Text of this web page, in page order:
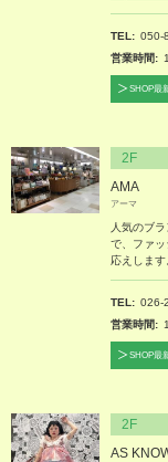
TEL
050-
営業時間
SHOP最
2F
AMA
アーマ
人気のブ
で、ファ
応えします
TEL
026-
営業時間
SHOP最
2F
AS